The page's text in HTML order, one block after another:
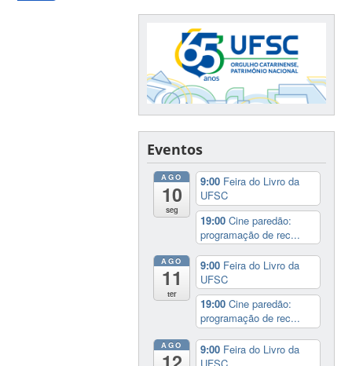
Eventos
AGO
10
seg
9:00 Feira do Livro da
UFSC
19:00Cine paredão:
programação de rec...
AGO
11
ter
9:00 Feira do Livro da
UFSC
19:00Cine paredão:
programação de rec...
AGO 9:00 Feira do Livro da
UFSC